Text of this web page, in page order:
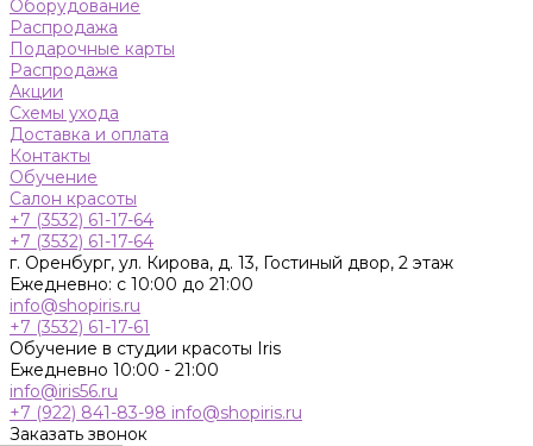
Оборудование
Распродажа
Подарочные карты
Распродажа
Акции
Схемы ухода
Доставка и оплата
Контакты
Обучение
Салон красоты
+7 (3532) 61-17-64
+7 (3532) 61-17-64
г. Оренбург, ул. Кирова, д. 13, Гостиный двор, 2 этаж
Ежедневно: с 10:00 до 21:00
info@shopiris.ru
+7 (3532) 61-17-61
Обучение в студии красоты Iris
Ежедневно 10:00 - 21:00
info@iris56.ru
+7 (922) 841-83-98 info@shopiris.ru
Заказать звонок